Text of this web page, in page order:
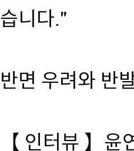
습니다."
반면 우려와 반
【 인터뷰 】윤